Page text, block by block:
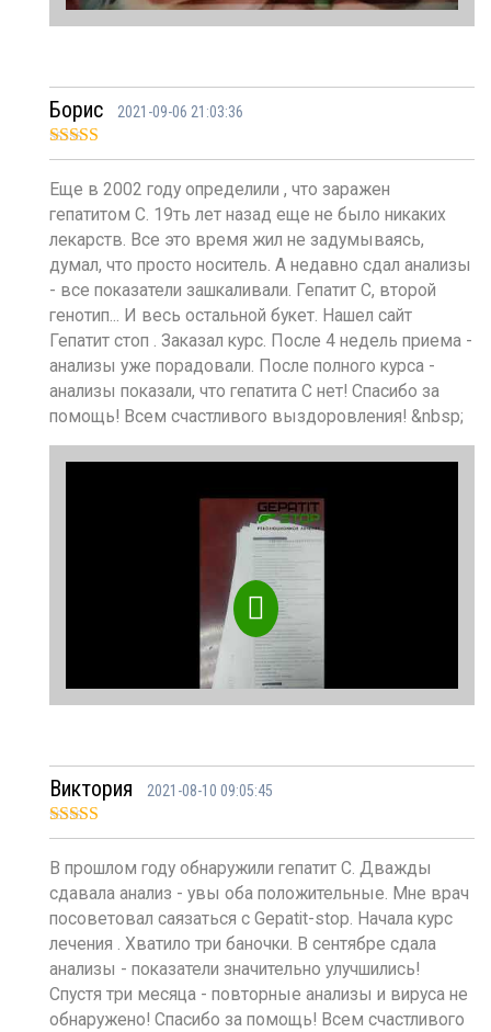
Борис 2021-09-06 21:03:36
Оценка5из
Еще в 2002 году определили , что заражен
гепатитом С. 19ть лет назад еще не было никаких
лекарств. Все это время жил не задумываясь,
думал, что просто носитель. А недавно сдал анализы
- все показатели зашкаливали. Гепатит С, второй
генотип... И весь остальной букет. Нашел сайт
Гепатит стоп . Заказал курс. После 4 недель приема -
анализы уже порадовали. После полного курса -
анализы показали, что гепатита С нет! Спасибо за
помощь! Всем счастливого выздоровления! &nbsp;
Виктория 2021-08-10 09:05:45
Оценка5из
В прошлом году обнаружили гепатит C. Дважды
сдавала анализ - увы оба положительные. Мне врач
посоветовал саязаться с Gepatit-stop. Начала курс
лечения . Хватило три баночки. В сентябре сдала
анализы - показатели значительно улучшились!
Спустя три месяца - повторные анализы и вируса не
обнаружено! Спасибо за помощь! Всем счастливого